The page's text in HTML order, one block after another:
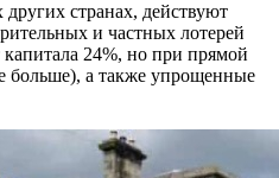
странах, действуют
и частных лотерей
24%, но при прямой
больше), а также упрощенные